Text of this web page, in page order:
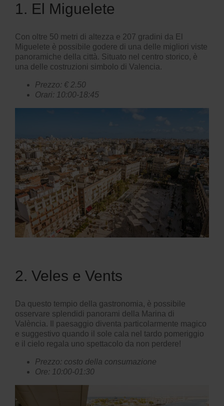
1. El Miguelete
Con oltre 50 metri di altezza e 207 gradini da El
Miguelete è possibile godere di una delle migliori viste
panoramiche della città. Situato nel centro storico, è
una delle costruzioni simbolo di Valencia.
Prezzo: € 2.50
Orari: 10:00-18:45
2. Veles e Vents
Da questo tempio della gastronomia, è possibile
osservare splendidi panorami della Marina di
València. Il paesaggio diventa particolarmente magico
e suggestivo quando il sole cala nel tardo pomeriggio
e il cielo regala uno spettacolo da non perdere!
Prezzo: costo della consumazione
Ore: 10:00-01:30